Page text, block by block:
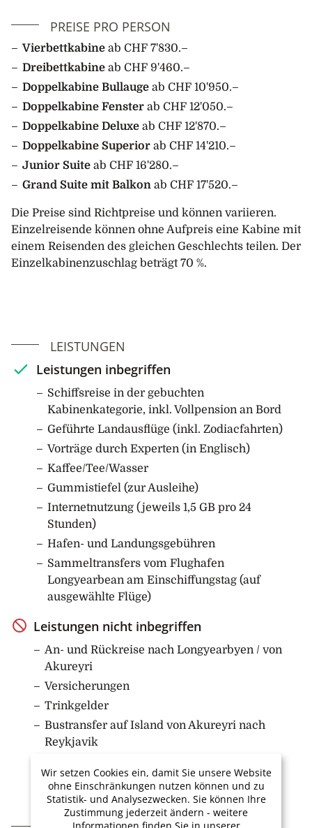
6. Tag: Antarctica Havn
Die erste Hälfte des Tages verbringen Sie in
Antarctica Havn, einem ausgedehnten Tal, in dem Sie
Moschusochsen beobachten können. Zu dieser
Farben des arktischen Herbstes gekleidet. Später
landen Sie möglicherweise am Oberlauf eines der
südlich davon gelegenen Fjorde an, beispielsweise an
der Ostseite des Nathorst-Fjords. Das hängt jedoch
ganz von den Eisverhältnissen ab.
7. Tag: Scoresby Sund
Heute erreichen Sie den Scoresby Sund und fahren
entlang der vergletscherten Boons Kyst. Sie können
auch eine Zodiacfahrt vorbei an einer der
Vielzahl riesiger Eisberge. Anschliessend geht die
hinein.
8. Tag: Røde Fjord
Das Expeditionsteam hat einen Ausflug mit den
Zodiacs in der Nähe von Sorte Ø geplant, umgeben
von Eisbergen. Das Blau-Weisse steht in scharfem
Kontrast zu den Sedimenthängen in der Nähe. Am
Nachmittag ist eine Fahrt durch den nördlichen Teil
des Røde Fjords, den Fjord und in den Harefjord
geplant, mit der Chance, Moschusochsen zu sehen.
9. Tag: Sydkap
Am Morgen treffen Sie auf riesige Eisberge, einige
über 100 Meter hoch und mehr als einen Kilometer
lang. Die meisten von ihnen sind auf Grund gelaufen,
da der Fjord nur etwa 400 Meter tief ist. Sie landen
dann in der Nähe des Sydkap, mit schönen
Ausblicken auf Hall Bredning, wo sich normalerweise
viele Schneehasen tummeln.
Die heutige lange Wanderung führt von Sydkap nach
Nordøstbugt (12 Kilometer in nordöstlicher Richtung),
wo der von Holger Danskes Briller kommende Fluss
ins Meer mündet. Das Expeditionsteam plant, entlang
wo Sie Walwirbel und die Überreste von Thule-
Sommerhäusern besichtigen werden. Sofern Sie nicht
an der langen Wanderung teilnehmen, treffen Sie an
PREISE PRO PERSON
Vierbettkabine ab CHF 7'830.–
Dreibettkabine ab CHF 9'460.–
Doppelkabine Bullauge ab CHF 10'950.–
Doppelkabine Fenster ab CHF 12'050.–
Doppelkabine Deluxe ab CHF 12'870.–
Doppelkabine Superior ab CHF 14'210.–
Junior Suite ab CHF 16'280.–
Grand Suite mit Balkon ab CHF 17'520.–
Die Preise sind Richtpreise und können variieren.
Einzelreisende können ohne Aufpreis eine Kabine mit
einem Reisenden des gleichen Geschlechts teilen. Der
Einzelkabinenzuschlag beträgt 70 %.
LEISTUNGEN
Leistungen inbegriffen
Schiffsreise in der gebuchten
Kabinenkategorie, inkl. Vollpension an Bord
Geführte Landausflüge (inkl. Zodiacfahrten)
Vorträge durch Experten (in Englisch)
Kaffee/Tee/Wasser
Gummistiefel (zur Ausleihe)
Internetnutzung (jeweils 1,5 GB pro 24
Stunden)
Hafen- und Landungsgebühren
Sammeltransfers vom Flughafen
Longyearbean am Einschiffungstag (auf
ausgewählte Flüge)
Leistungen nicht inbegriffen
An- und Rückreise nach Longyearbyen / von
Akureyri
Versicherungen
Trinkgelder
Bustransfer auf Island von Akureyri nach
Reykjavik
Wir setzen Cookies ein, damit Sie unsere Website
ohne Einschränkungen nutzen können und zu
Statistik- und Analysezwecken. Sie können Ihre
Zustimmung jederzeit ändern - weitere
Informationen finden Sie in unserer